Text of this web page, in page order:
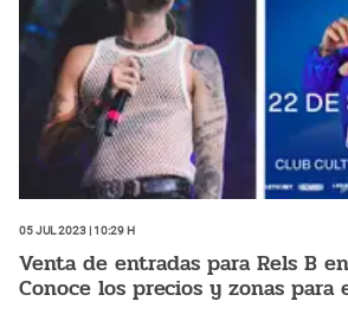
05 Jul 2023 | 10:29 h
Venta de entradas para Rels B
Conoce los precios y zonas